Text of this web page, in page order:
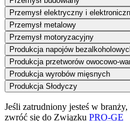
Przemysł elektryczny i
Przemysł metalowy
Przemysł motoryzacyjny
Produkcja napojów
Produkcja przetworów owocowo-
Produkcja wyrobów mięsnych
Produkcja Słodyczy
Jeśli zatrudniony jesteś w
zwróć się do Związku PRO-GE